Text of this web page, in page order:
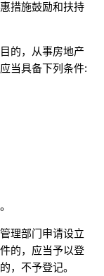
措施鼓励和扶持
的，从事房地产
当具备下列条件:
理部门申请设立
的，应当予以登
，不予登记。